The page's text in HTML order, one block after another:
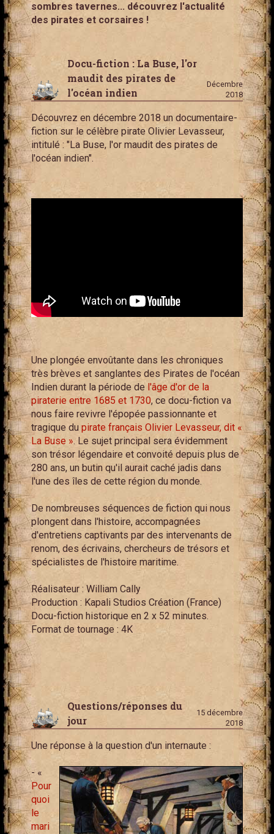
sombres tavernes... découvrez l'actualité
des pirates et corsaires !
Docu-fiction : La Buse, l'or
maudit des pirates de
l'océan indien
Décembre
2018
Découvrez en décembre 2018 un documentaire-
fiction sur le célèbre pirate Olivier Levasseur,
intitulé : "La Buse, l'or maudit des pirates de
l'océan indien".
Une plongée envoûtante dans les chroniques
très brèves et sanglantes des Pirates de l'océan
Indien durant la période de l'âge d'or de la
piraterie entre 1685 et 1730, ce docu-fiction va
nous faire revivre l'épopée passionnante et
tragique dupirate français Olivier Levasseur, dit «
La Buse ». Le sujet principal sera évidemment
son trésor légendaire et convoité depuis plus de
280 ans, un butin qu'il aurait caché jadis dans
l'une des îles de cette région du monde.
De nombreuses séquences de fiction qui nous
plongent dans l'histoire, accompagnées
d'entretiens captivants par des intervenants de
renom, des écrivains, chercheurs de trésors et
spécialistes de l'histoire maritime.
Réalisateur : William Cally
Production : Kapali Studios Création (France)
Docu-fiction historique en 2 x 52 minutes.
Format de tournage : 4K
Questions/réponses du
jour
15 décembre
2018
Une réponse à la question d'un internaute :
- «
Pour
quoi
le
mari